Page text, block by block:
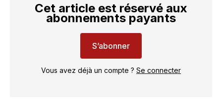
Cet article est réservé aux
abonnements payants
S’abonner
Vous avez déjà un compte ? Se connecter